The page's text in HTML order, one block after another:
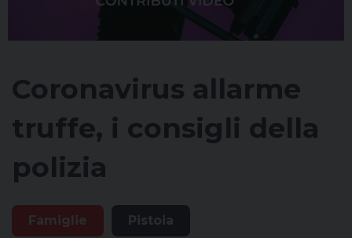
Coronavirus allarme
truffe, i consigli della
polizia
Famiglie Pistoia